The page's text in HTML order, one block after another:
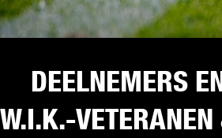
DEELNEMERS
W.I.K.-